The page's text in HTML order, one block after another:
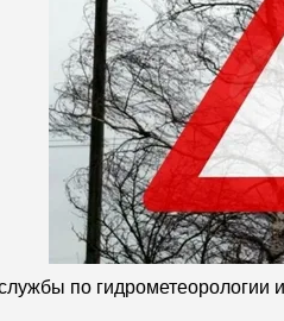
по